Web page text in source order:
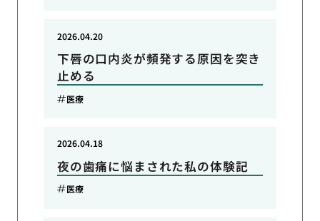
下唇の口内炎が頻発する原因を突き
止める
2026.04.20
医療
夜の歯痛に悩まされた私の体験記
2026.04.18
医療